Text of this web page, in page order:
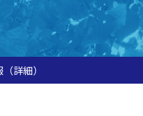
詳細）